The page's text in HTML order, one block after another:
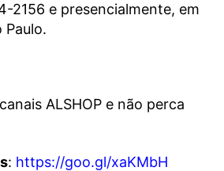
2156 e presencialmente, em
Paulo.
ALSHOP e não perca
: https://goo.gl/xaKMbH